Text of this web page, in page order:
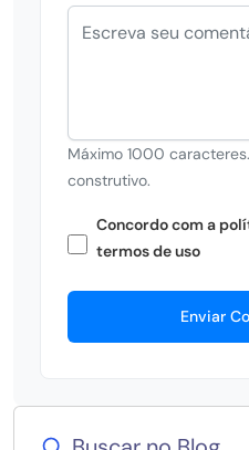
Máximo 1000
construtivo.
Concordo com a
termos de uso
Enviar